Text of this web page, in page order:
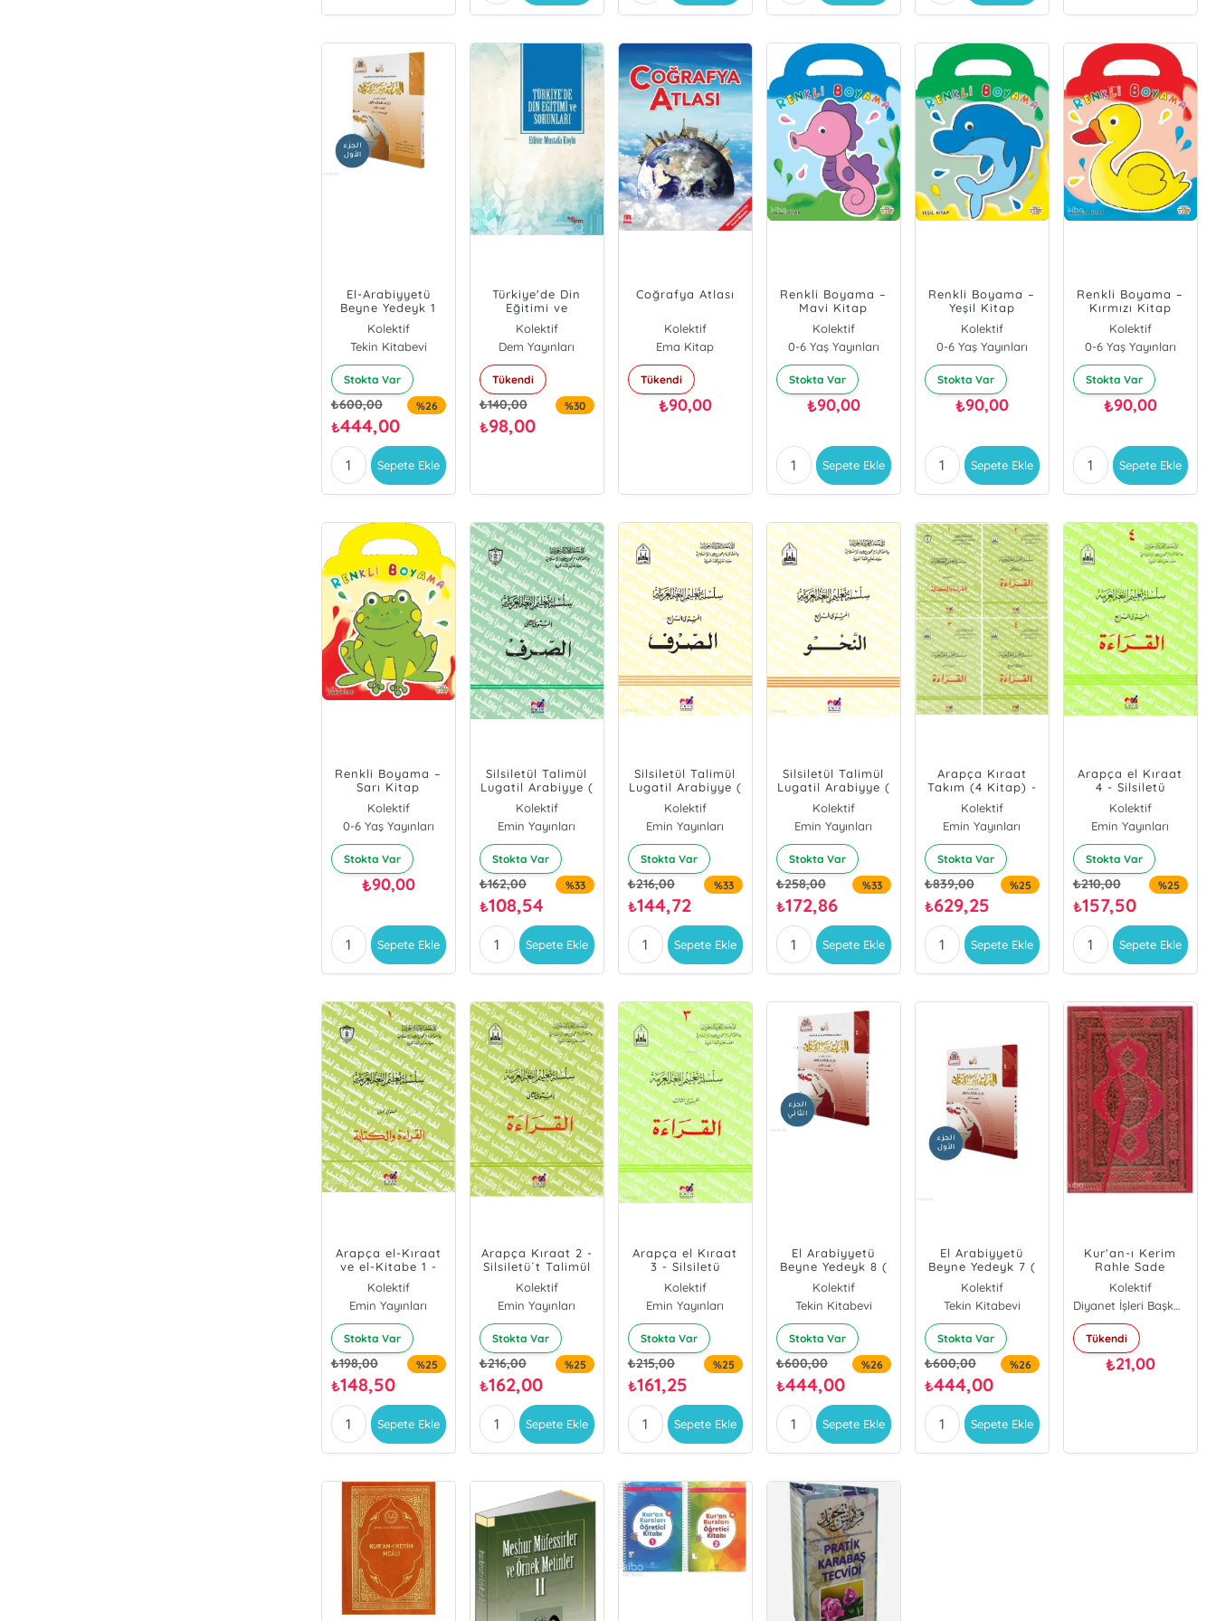
El-Arabiyyetü
Beyne Yedeyk 1
(1.Cilt 1.Bölüm)
Kolektif
Tekin Kitabevi
Stokta Var
₺600,00
₺444,00
%26
Sepete Ekle
Türkiye'de Din
Eğitimi ve
Sorunları
Kolektif
Dem Yayınları
Tükendi
₺140,00
₺98,00
%30
Coğrafya Atlası
Kolektif
Ema Kitap
Tükendi
₺90,00
Renkli Boyama –
Mavi Kitap
Kolektif
0-6 Yaş Yayınları
Stokta Var
₺90,00
Sepete Ekle
Renkli Boyama –
Yeşil Kitap
Kolektif
0-6 Yaş Yayınları
Stokta Var
₺90,00
Sepete Ekle
Renkli Boyama –
Kırmızı Kitap
Kolektif
0-6 Yaş Yayınları
Stokta Var
₺90,00
Sepete Ekle
Renkli Boyama –
Sarı Kitap
Kolektif
0-6 Yaş Yayınları
Stokta Var
₺90,00
Sepete Ekle
Silsiletül Talimül
Lugatil Arabiyye (
Sarf 2. Cilt )
Kolektif
Emin Yayınları
Stokta Var
₺162,00
₺108,54
%33
Sepete Ekle
Silsiletül Talimül
Lugatil Arabiyye (
Sarf 4. Cilt )
Kolektif
Emin Yayınları
Stokta Var
₺216,00
₺144,72
%33
Sepete Ekle
Silsiletül Talimül
Lugatil Arabiyye (
Nahiv 4. Cilt )
Kolektif
Emin Yayınları
Stokta Var
₺258,00
₺172,86
%33
Sepete Ekle
Arapça Kıraat
Takım (4 Kitap) -
Silsiletü´T Talimül
Lugatil Arabiyye
Kolektif
Emin Yayınları
Stokta Var
₺839,00
₺629,25
%25
Sepete Ekle
Arapça el Kıraat
4 - Silsiletü
Talimül Lugatil
Arabiyye
Kolektif
Emin Yayınları
Stokta Var
₺210,00
₺157,50
%25
Sepete Ekle
Arapça el-Kıraat
ve el-Kitabe 1 -
Silsiletü Talimül
Lugatil Arabiyye
Kolektif
Emin Yayınları
Stokta Var
₺198,00
₺148,50
%25
Sepete Ekle
Arapça Kıraat 2 -
Silsiletü´t Talimül
Lugatil Arabiyye
Kolektif
Emin Yayınları
Stokta Var
₺216,00
₺162,00
%25
Sepete Ekle
Arapça el Kıraat
3 - Silsiletü
Talimül Lugatil
Arabiyye
Kolektif
Emin Yayınları
Stokta Var
₺215,00
₺161,25
%25
Sepete Ekle
El Arabiyyetü
Beyne Yedeyk 8 (
4.Cilt - 2. Bölüm )
Kolektif
Tekin Kitabevi
Stokta Var
₺600,00
₺444,00
%26
Sepete Ekle
El Arabiyyetü
Beyne Yedeyk 7 (
4.Cilt 1. Bölüm )
Kolektif
Tekin Kitabevi
Stokta Var
₺600,00
₺444,00
%26
Sepete Ekle
Kur'an-ı Kerim
Rahle Sade
Kolektif
Diyanet İşleri Başkanlığı
Tükendi
₺21,00